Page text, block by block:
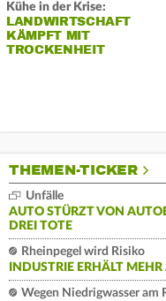
Kühe in der Krise:
LANDWIRTSCHAFT
KÄMPFT MIT
TROCKENHEIT
THEMEN-TICKER
Unfälle
AUTO STÜRZT VON
DREI TOTE
Rheinpegel wird Risiko
INDUSTRIE ERHÄLT
Wegen Niedrigwasser am